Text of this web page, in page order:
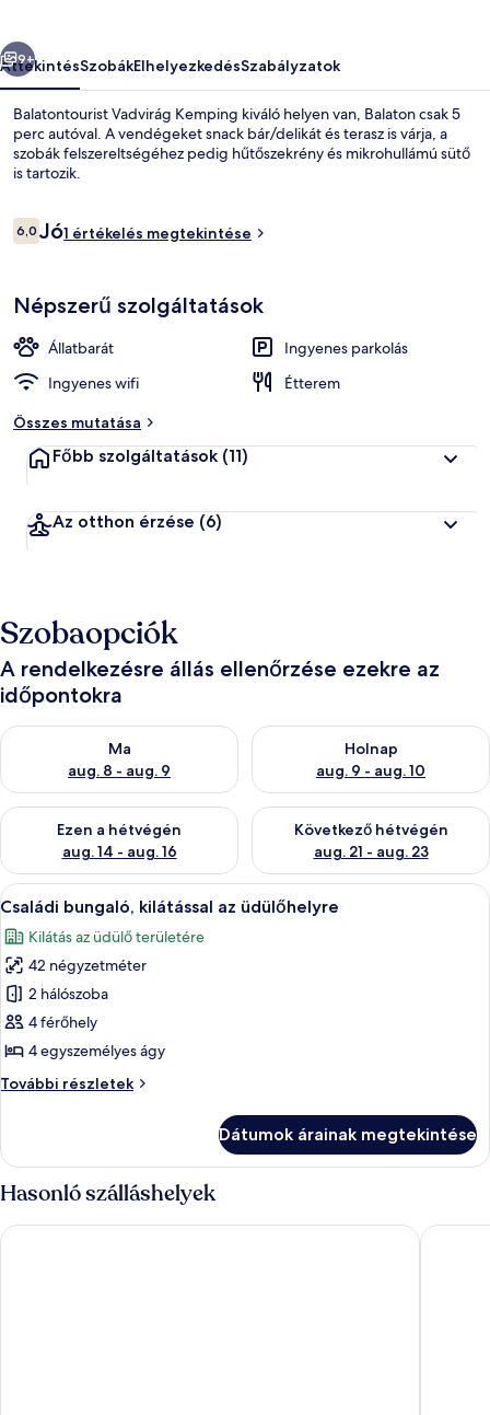
Gyermekmedence
Következő
9+
ÁttekintésSzobákElhelyezkedésSzabályzatok
Balatontourist Vadvirág Kemping kiváló helyen van, Balaton csak 5
perc autóval. A vendégeket snack bár/delikát és terasz is várja, a
szobák felszereltségéhez pedig hűtőszekrény és mikrohullámú sütő
is tartozik.
Értékelések
6,06,0 ennyiből: 10
Jó1 értékelés megtekintése
Népszerű szolgáltatások
Állatbarát
Ingyenes parkolás
Ingyenes wifi
Étterem
Összes mutatása
Főbb szolgáltatások (11)
Az otthon érzése (6)
Szobaopciók
A rendelkezésre állás ellenőrzése ezekre az
időpontokra
Ma
aug. 8 - aug. 9
A ma esti rendelkezésre állás ellenőrzése: aug. 8 - aug. 9
Holnap
aug. 9 - aug. 10
A holnapi rendelkezésre állás
Ezen a hétvégén
aug. 14 - aug. 16
A mostani hétvégi rendelkezésre állás ellenőrzése: aug. 14 -
Következő hétvégén
aug. 21 - aug. 23
A következő hétvégi
A
következő
szoba
összes
képének
megtekintése:
Családi
kilátással
Családi bungaló, kilátással az
3
Családi bungaló, kilátással az üdülőhelyre
Kilátás az üdülő területére
42 négyzetméter
2 hálószoba
4 férőhely
4 egyszemélyes ágy
További részletek
Családi
üdülőhelyre
további
részletei
Dátumok árainak megtekintése
Hasonló szálláshelyek
Kistücsök Food & Room